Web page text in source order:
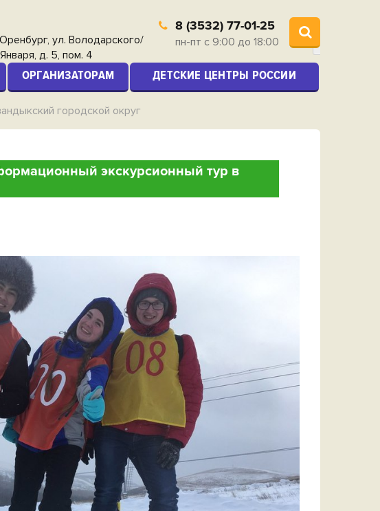
ул. Володарского/
д. 5, пом. 4
8 (3532) 77-01-25
пн-пт с 9:00 до 18:00
ОРГАНИЗАТОРАМ ДЕТСКИЕ ЦЕНТРЫ РОССИИ
городской округ
экскурсионный тур в